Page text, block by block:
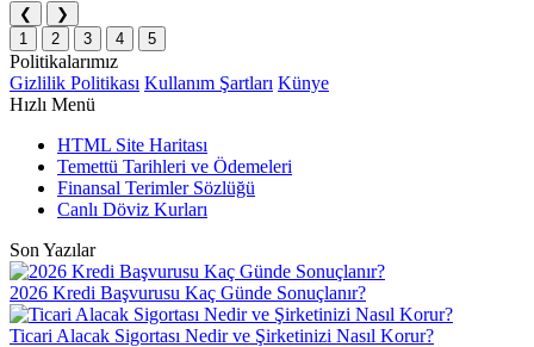
❮
❯
1
2 3 4 5
Politikalarımız
Gizlilik Politikası Kullanım Şartları Künye
Hızlı Menü
HTML Site Haritası
Temettü Tarihleri ve Ödemeleri
Finansal Terimler Sözlüğü
Canlı Döviz Kurları
Son Yazılar
2026 Kredi Başvurusu Kaç Günde Sonuçlanır?
Ticari Alacak Sigortası Nedir ve Şirketinizi Nasıl Korur?